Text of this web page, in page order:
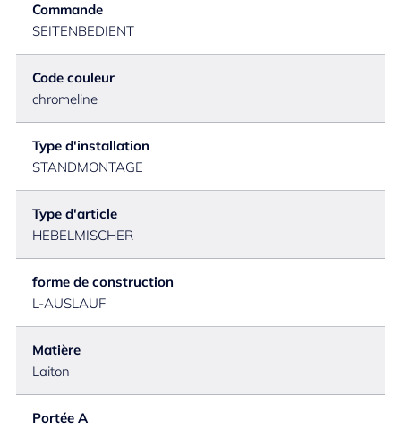
Commande
SEITENBEDIENT
Code couleur
chromeline
Type d'installation
STANDMONTAGE
Type d'article
HEBELMISCHER
forme de construction
L-AUSLAUF
Matière
Laiton
Portée A